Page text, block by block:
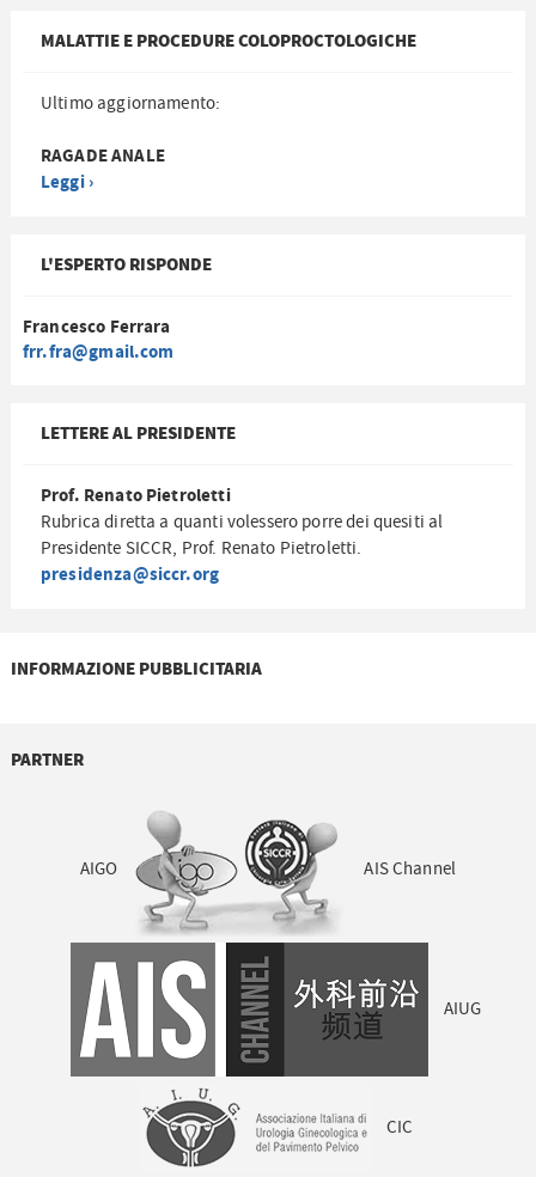
MALATTIE E PROCEDURE COLOPROCTOLOGICHE
Ultimo aggiornamento:
RAGADE ANALE
Leggi ›
L'ESPERTO RISPONDE
Francesco Ferrara
frr.fra@gmail.com
LETTERE AL PRESIDENTE
Prof. Renato Pietroletti
Rubrica diretta a quanti volessero porre dei quesiti al
Presidente SICCR, Prof. Renato Pietroletti.
presidenza@siccr.org
INFORMAZIONE PUBBLICITARIA
PARTNER
AIGO AIS Channel
AIUG
CIC